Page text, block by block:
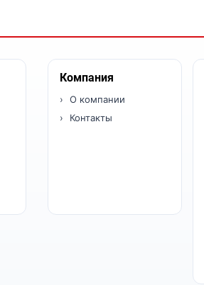
Компания
О компании
Контакты